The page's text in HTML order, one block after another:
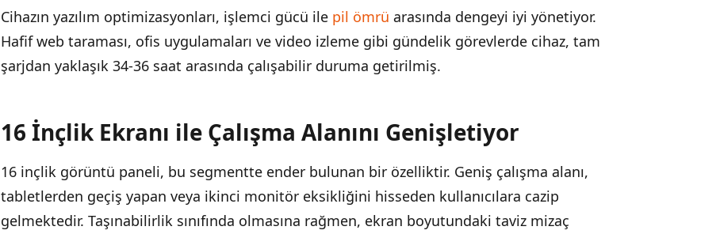
Hedef Kullanıcı Profili
Cihazın yazılım optimizasyonları, işlemci gücü ile pil ömrü arasında dengeyi iyi yönetiyor.
Hafif web taraması, ofis uygulamaları ve video izleme gibi gündelik görevlerde cihaz, tam
şarjdan yaklaşık 34-36 saat arasında çalışabilir duruma getirilmiş.
16 İnçlik Ekranı ile Çalışma Alanını Genişletiyor
16 inçlik görüntü paneli, bu segmentte ender bulunan bir özelliktir. Geniş çalışma alanı,
tabletlerden geçiş yapan veya ikinci monitör eksikliğini hisseden kullanıcılara cazip
gelmektedir. Taşınabilirlik sınıfında olmasına rağmen, ekran boyutundaki taviz mizaç